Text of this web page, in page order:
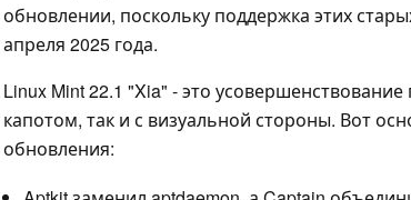
обновлении, поскольку поддержка этих
апреля 2025 года.
Linux Mint 22.1 "Xia" - это
капотом, так и с визуальной стороны. Вот
обновления: